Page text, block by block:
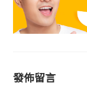
發佈留言